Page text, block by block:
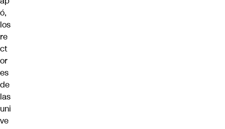
ó,
los
re
ct
or
es
de
las
uni
ve